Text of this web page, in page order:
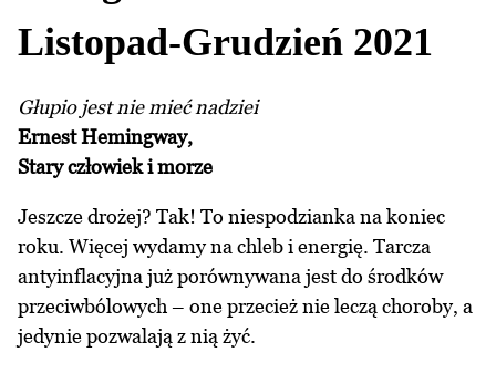
Listopad-Grudzień 2021
Głupio jest nie mieć nadziei
Ernest Hemingway,
Stary człowiek i morze
Jeszcze drożej? Tak! To niespodzianka na koniec
roku. Więcej wydamy na chleb i energię. Tarcza
antyinflacyjna już porównywana jest do środków
przeciwbólowych – one przecież nie leczą choroby, a
jedynie pozwalają z nią żyć.